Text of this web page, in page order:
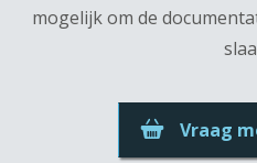
mogelijk om de
Vraag